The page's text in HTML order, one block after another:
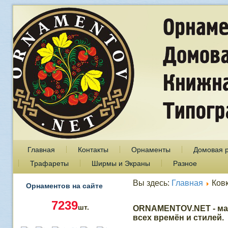
Главная Контакты Орнаменты
Домовая
Трафареты
Ширмы и Экраны Разное
Орнаментов на сайте
7239шт.
Вы здесь: Главная
ORNAMENTOV.NET -
всех времён и стилей.